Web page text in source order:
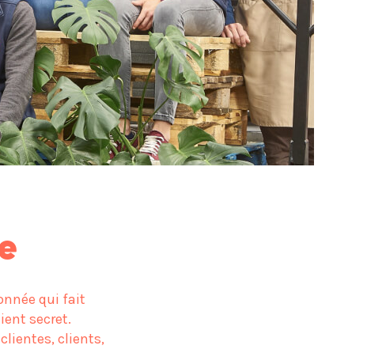
qui fait
secret.
clients,